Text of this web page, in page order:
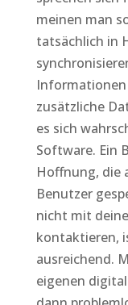
meinen man
tatsächlich in
zusätzliche
es sich
Software. Ein
Hoffnung, die
Benutzer
nicht mit
kontaktieren,
ausreichend.
eigenen